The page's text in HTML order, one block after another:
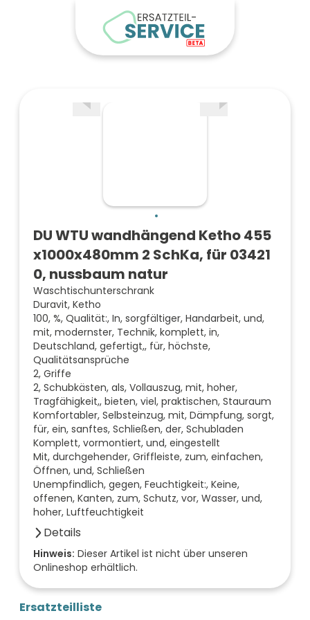
DU WTU wandhängend Ketho 455
x1000x480mm 2 SchKa, für 03421
0, nussbaum natur
Waschtischunterschrank
Duravit, Ketho
100, %, Qualität:, In, sorgfältiger, Handarbeit, und,
mit, modernster, Technik, komplett, in,
Deutschland, gefertigt,, für, höchste,
Qualitätsansprüche
2, Griffe
2, Schubkästen, als, Vollauszug, mit, hoher,
Tragfähigkeit,, bieten, viel, praktischen, Stauraum
Komfortabler, Selbsteinzug, mit, Dämpfung, sorgt,
für, ein, sanftes, Schließen, der, Schubladen
Komplett, vormontiert, und, eingestellt
Mit, durchgehender, Griffleiste, zum, einfachen,
Öffnen, und, Schließen
Unempfindlich, gegen, Feuchtigkeit:, Keine,
offenen, Kanten, zum, Schutz, vor, Wasser, und,
hoher, Luftfeuchtigkeit
Details
Anzahl der Fächer (Stück)
0
Farbe der Front
Hinweis: Dieser Artikel ist nicht über unseren
Onlineshop erhältlich.
Ersatzteilliste